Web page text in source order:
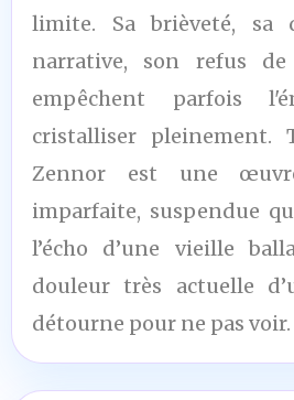
limite. Sa brièveté, sa
narrative, son refus
empêchent parfois
cristalliser pleinement.
Zennor est une
imparfaite, suspendue
l’écho d’une vieille
douleur très actuelle
détourne pour ne pas voir.